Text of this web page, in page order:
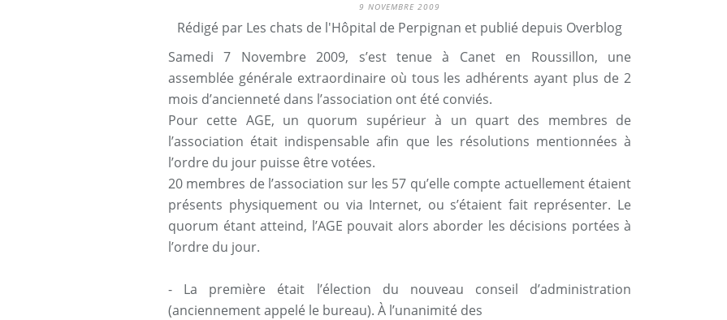
9 NOVEMBRE 2009
Rédigé par Les chats de l'Hôpital de Perpignan et publié depuis Overblog
Samedi 7 Novembre 2009, s’est tenue à Canet en Roussillon, une
assemblée générale extraordinaire où tous les adhérents ayant plus de 2
mois d’ancienneté dans l’association ont été conviés.
Pour cette AGE, un quorum supérieur à un quart des membres de
l’association était indispensable afin que les résolutions mentionnées à
l’ordre du jour puisse être votées.
20 membres de l’association sur les 57 qu’elle compte actuellement étaient
présents physiquement ou via Internet, ou s’étaient fait représenter. Le
quorum étant atteind, l’AGE pouvait alors aborder les décisions portées à
l’ordre du jour.
- La première était l’élection du nouveau conseil d’administration
(anciennement appelé le bureau). À l’unanimité des